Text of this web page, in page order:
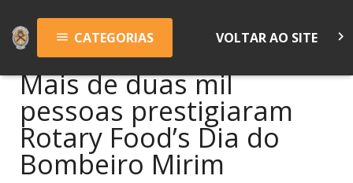
menu CATEGORIAS VOLTAR AO SITE keyboard_arrow_right
Mais de duas mil
pessoas prestigiaram
Rotary Food’s Dia do
Bombeiro Mirim